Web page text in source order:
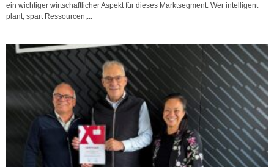
ein wichtiger wirtschaftlicher Aspekt für dieses Marktsegment. Wer intelligent
plant, spart Ressourcen,...